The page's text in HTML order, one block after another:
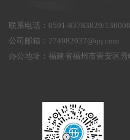
联系电话 ： 0591-83783829/
公司邮箱： 274982037@qq.com
办公地址： 福建省福州市晋安区